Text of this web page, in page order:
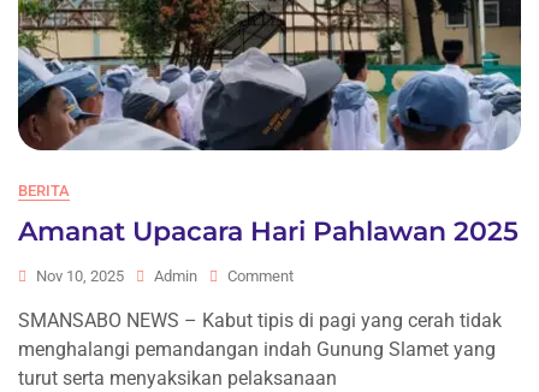
BERITA
Amanat Upacara Hari Pahlawan 2025
Nov 10, 2025 Admin CommentOn
Upacara
Hari
Pahlawan
SMANSABO NEWS – Kabut tipis di pagi yang cerah tidak
menghalangi pemandangan indah Gunung Slamet yang
turut serta menyaksikan pelaksanaan